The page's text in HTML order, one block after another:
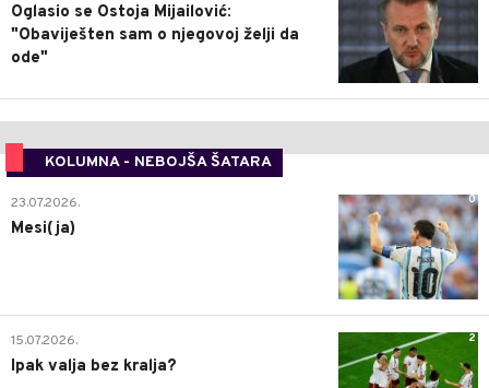
Oglasio se Ostoja Mijailović:
"Obaviješten sam o njegovoj želji da
ode"
KOLUMNA - NEBOJŠA ŠATARA
0
23.07.2026.
Mesi(ja)
2
15.07.2026.
Ipak valja bez kralja?